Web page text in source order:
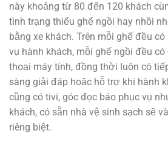
này khoảng từ 80 đến 120 khách
tình trạng thiếu ghế ngồi hay nhồi
bằng xe khách. Trên mỗi ghế đều
vụ hành khách, mỗi ghế ngồi đều
thoại máy tính, đồng thời luôn có
sàng giải đáp hoặc hỗ trợ khi hành
cũng có tivi, góc đọc báo phục vụ
khách, có sẵn nhà vệ sinh sạch sẽ
riêng biệt.